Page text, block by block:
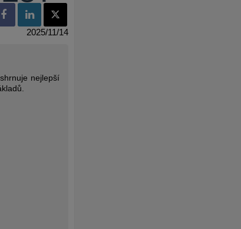
2025/11/14
nejlepší